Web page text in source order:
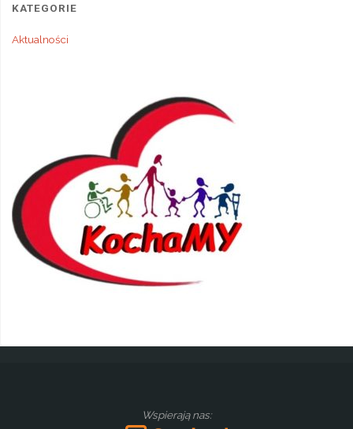
KATEGORIE
Aktualności
Wspierają nas: